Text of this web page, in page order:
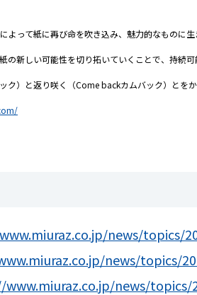
よって紙に再び命を吹き込み、魅力的なものに
の新しい可能性を切り拓いていくことで、持続可
ク）と返り咲く（Come backカムバック）とをか
news/topics/
news/topics/
news/topics/